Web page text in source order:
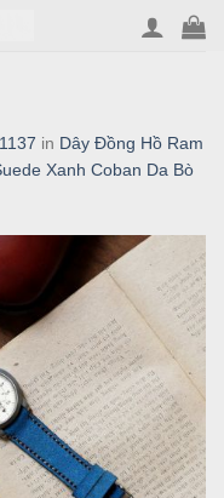
in Dây Đồng Hồ Ram
Xanh Coban Da Bò